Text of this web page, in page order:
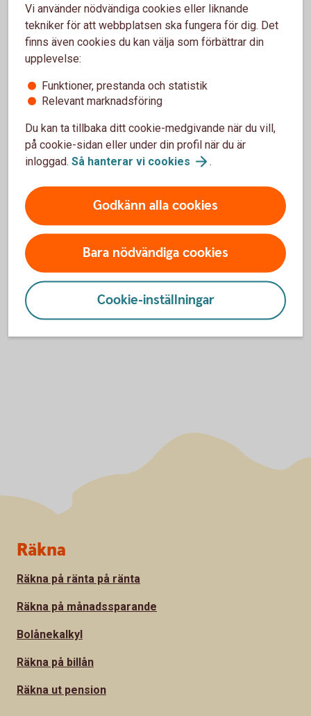
Hitta dittbankkontor
Ring oss
Ring oss för att få hjälp med företagets affärer.
Ring 033-16 65 00
godkänna cookies för Funktioner, prestanda
och statistik.
Inställningar för cookies
Vi använder nödvändiga cookies eller liknande
tekniker för att webbplatsen ska fungera för dig. Det
finns även cookies du kan välja som förbättrar din
upplevelse:
Funktioner, prestanda och statistik
Relevant marknadsföring
Du kan ta tillbaka ditt cookie-medgivande när du vill,
på cookie-sidan eller under din profil när du är
inloggad. Så hanterar vi cookies .
Godkänn alla cookies
Bara nödvändiga cookies
Cookie-inställningar
Sidfot
Räkna
Räkna på ränta på ränta
Räkna på månadssparande
Bolånekalkyl
Räkna på billån
Räkna ut pension